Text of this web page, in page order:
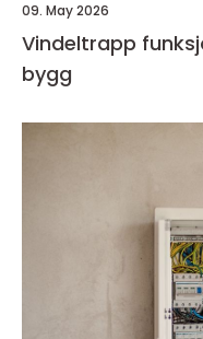
09. May 2026
Vindeltrapp funksjonelt blikkfang i moderne
bygg